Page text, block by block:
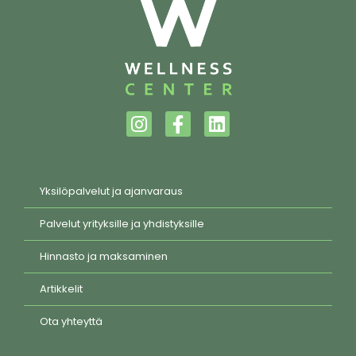
Yksilöpalvelut ja ajanvaraus
Palvelut yrityksille ja yhdistyksille
Hinnasto ja maksaminen
Artikkelit
Ota yhteyttä